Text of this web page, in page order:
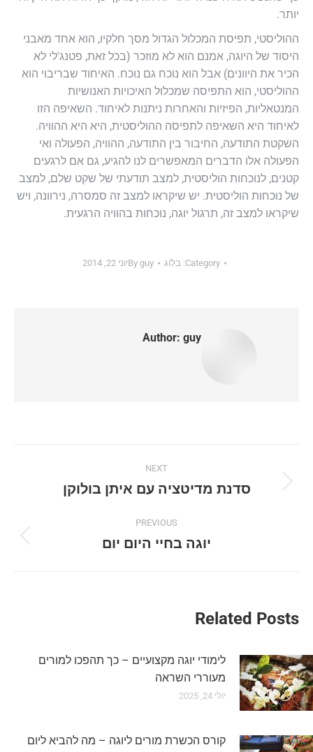
יותר.
ההוליסטי, תפיסת המכלול הגדול מסך חלקיו, הוא אחד מאבני
היסוד של היוגה, אמנם הוא לא מוזכר (בכל זאת, פטנג'לי לא
הכיר את היוונים) אבל הוא נוכח גם נוכח. האיחוד שבריבוי הוא
ההוליסטי, הוא התפיסה שמכלול האיכויות האנושיות
המנטאליות, הפיזיות והאחרות ניתנות לאיחוד. השאיפה הזו
לאיחוד היא השאיפה לתפיסה ההוליסטית, היא היא ההוויה.
השקטת התודעה, החיבור בין התודעה, ההוויה, הפעולה ואי
הפעולה אלו הדברים המאפשרים לנו להגיע, גם אם לרגעים
קטנים, לנוכחות הוליסטית, למצב תודעתי של שקט שלם, למצב
של נוכחות הוליסטית. יש שיקראו למצב זה סמסרה, נירוונה, ויש
שיקראו למצב זה, תרגול יוגה, נוכחות בהוויה הרגעית.
Category: בלוג By guy יוני 22, 2014
Author: guy
navigation
PREVIOUS
Previous
יוגה בחיי היום יום
NEXT
Next
סדנת מדיטציה עם איתן בולוקן
Related Posts
לימודי יוגה מקצועיים – כך תהפכו למורים
מעוררי השראה
יולי 24, 2025
קורס הכשרת מורים ליוגה – מה להביא ליום